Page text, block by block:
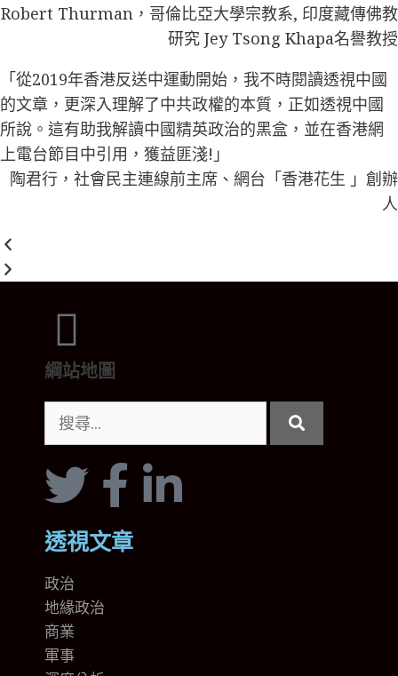
Robert Thurman，哥倫比亞大學宗教系, 印度藏傳佛教
研究 Jey Tsong Khapa名譽教授
「從2019年香港反送中運動開始，我不時閱讀透視中國
的文章，更深入理解了中共政權的本質，正如透視中國
所說。這有助我解讀中國精英政治的黑盒，並在香港網
上電台節目中引用，獲益匪淺!」
陶君行，社會民主連線前主席、網台「香港花生 」創辦
人
綱站地圖
透視文章
政治
地緣政治
商業
軍事